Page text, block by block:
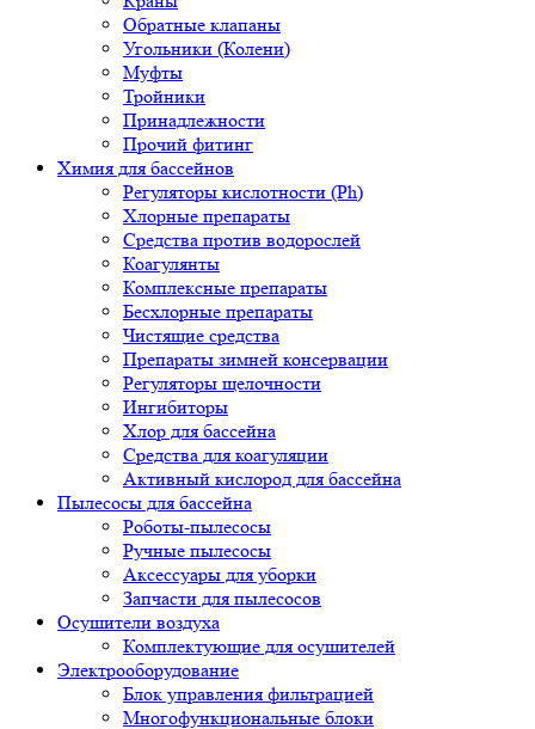
Обратные клапаны
Угольники (Колени)
Муфты
Тройники
Принадлежности
Прочий фитинг
Химия для бассейнов
Регуляторы кислотности (Ph)
Хлорные препараты
Средства против водорослей
Коагулянты
Комплексные препараты
Бесхлорные препараты
Чистящие средства
Препараты зимней консервации
Регуляторы щелочности
Ингибиторы
Хлор для бассейна
Средства для коагуляции
Активный кислород для бассейна
Пылесосы для бассейна
Роботы-пылесосы
Ручные пылесосы
Аксессуары для уборки
Запчасти для пылесосов
Осушители воздуха
Комплектующие для осушителей
Электрооборудование
Блок управления фильтрацией
Многофункциональные блоки